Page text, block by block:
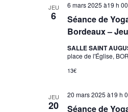
JEU
6
Séance de
Bordeaux –
6 mars 2025 à19 h
SALLE SAINT
place de l'Église,
13€
JEU
20
Séance de
20 mars 2025 à19 h